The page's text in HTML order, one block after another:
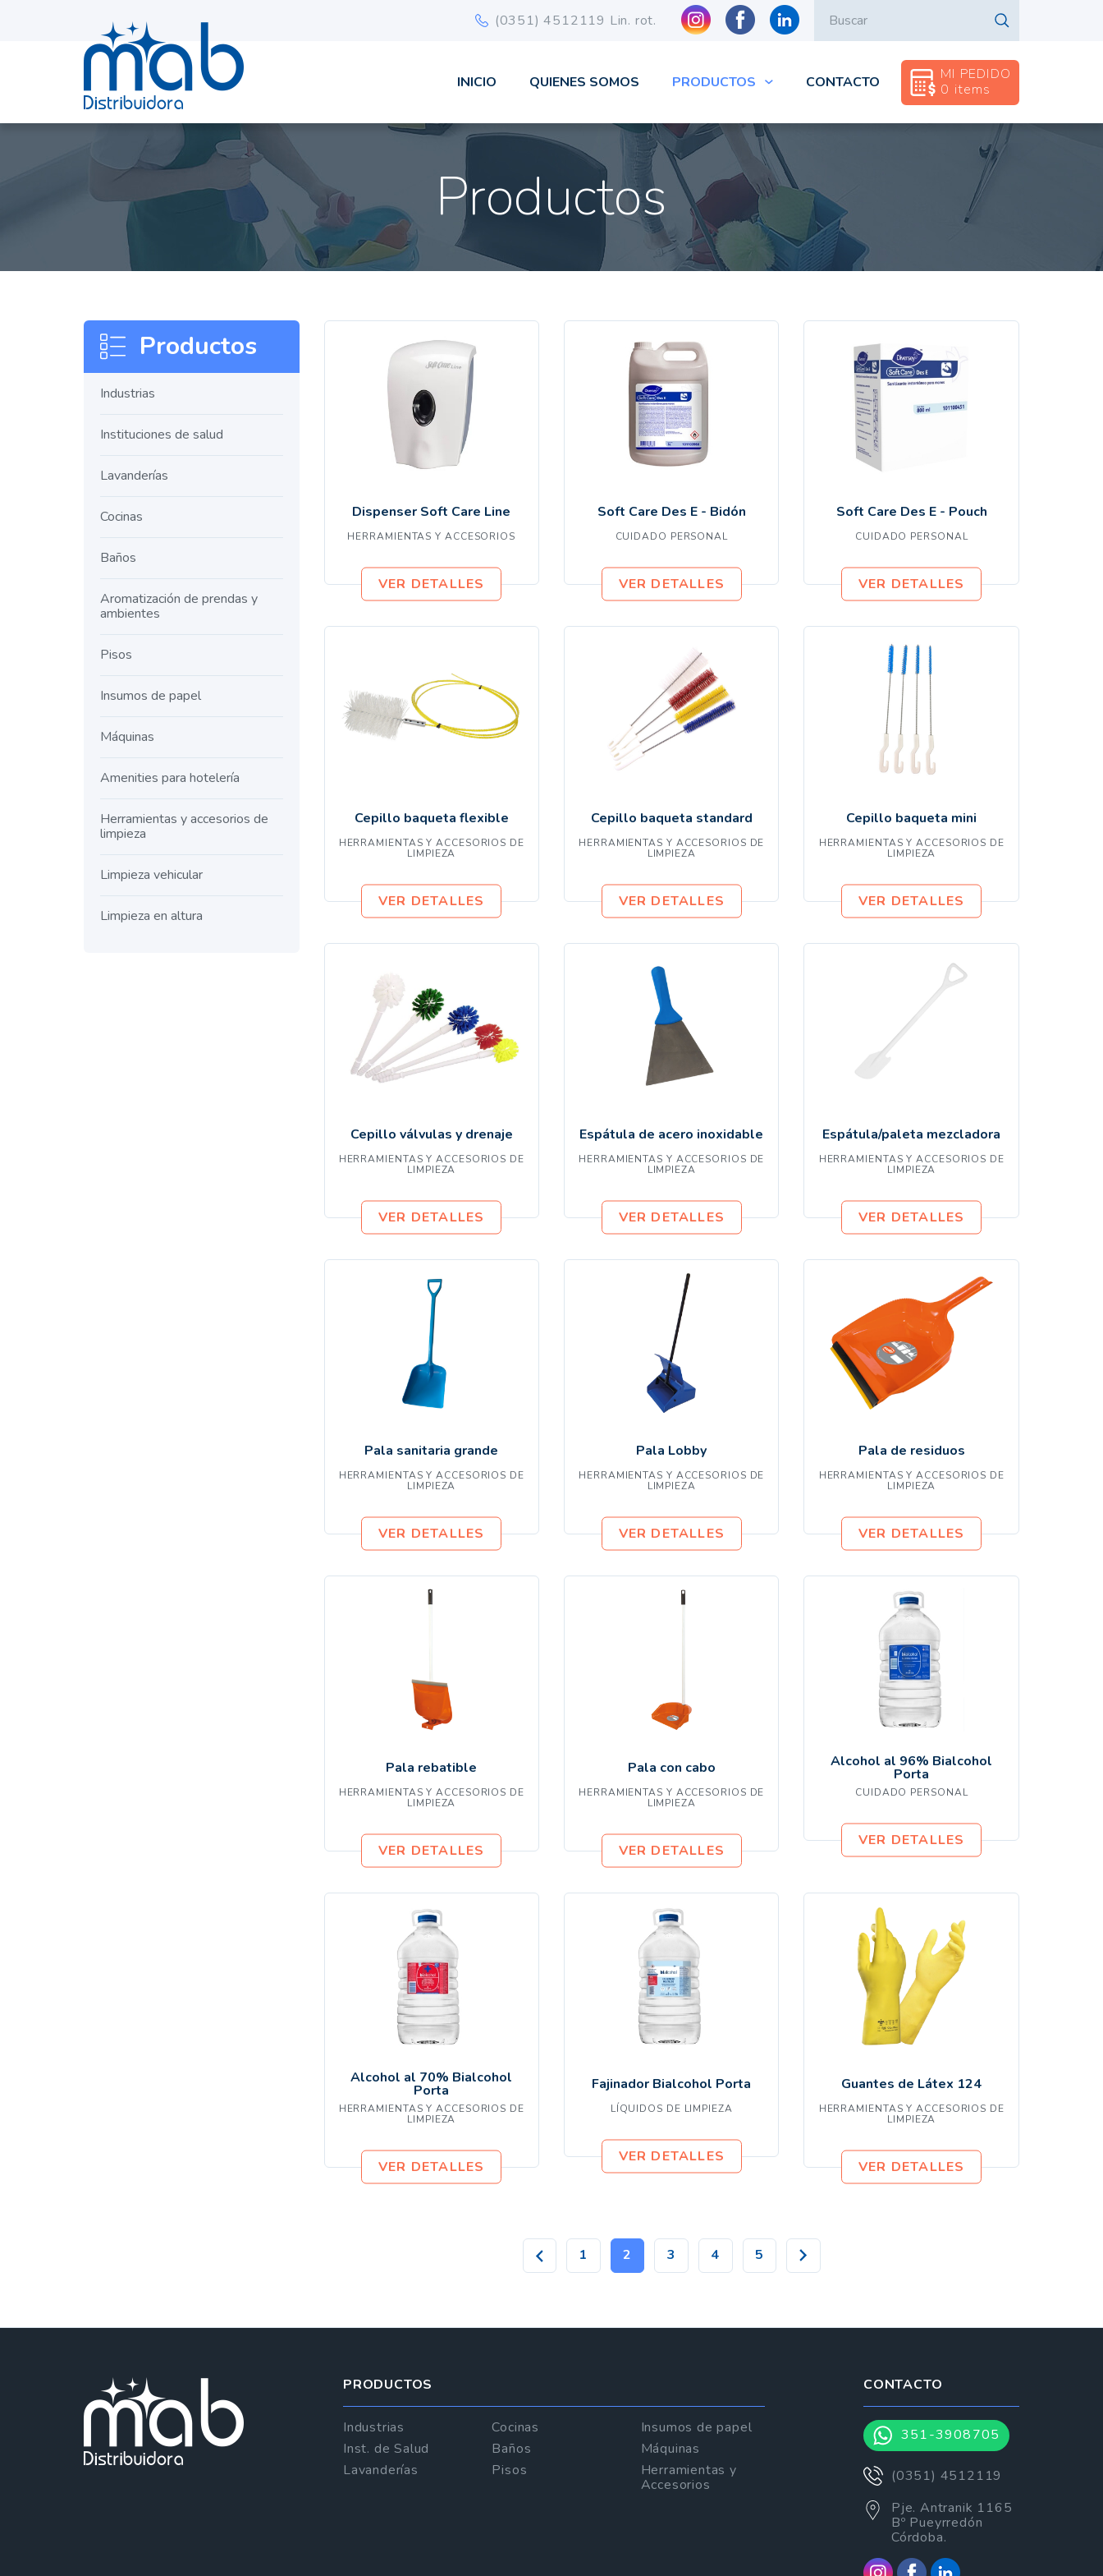
(0351) 4512119 Lin. rot. Buscar
MAB
INICIO QUIENES SOMOS PRODUCTOS CONTACTO
MI PEDIDO
0 items
Productos
Productos
Industrias
Instituciones de salud
Lavanderías
Cocinas
Baños
Aromatización de prendas y
ambientes
Pisos
Insumos de papel
Máquinas
Amenities para hotelería
Herramientas y accesorios de
limpieza
Limpieza vehicular
Limpieza en altura
Dispenser Soft Care Line
HERRAMIENTAS Y ACCESORIOS
VER DETALLES
Soft Care Des E - Bidón
CUIDADO PERSONAL
VER DETALLES
Soft Care Des E - Pouch
CUIDADO PERSONAL
VER DETALLES
Cepillo baqueta flexible
HERRAMIENTAS Y ACCESORIOS DE
LIMPIEZA
VER DETALLES
Cepillo baqueta standard
HERRAMIENTAS Y ACCESORIOS DE
LIMPIEZA
VER DETALLES
Cepillo baqueta mini
HERRAMIENTAS Y ACCESORIOS DE
LIMPIEZA
VER DETALLES
Cepillo válvulas y drenaje
HERRAMIENTAS Y ACCESORIOS DE
LIMPIEZA
VER DETALLES
Espátula de acero inoxidable
HERRAMIENTAS Y ACCESORIOS DE
LIMPIEZA
VER DETALLES
Espátula/paleta mezcladora
HERRAMIENTAS Y ACCESORIOS DE
LIMPIEZA
VER DETALLES
Pala sanitaria grande
HERRAMIENTAS Y ACCESORIOS DE
LIMPIEZA
VER DETALLES
Pala Lobby
HERRAMIENTAS Y ACCESORIOS DE
LIMPIEZA
VER DETALLES
Pala de residuos
HERRAMIENTAS Y ACCESORIOS DE
LIMPIEZA
VER DETALLES
Pala rebatible
HERRAMIENTAS Y ACCESORIOS DE
LIMPIEZA
VER DETALLES
Pala con cabo
HERRAMIENTAS Y ACCESORIOS DE
LIMPIEZA
VER DETALLES
Alcohol al 96% Bialcohol
Porta
CUIDADO PERSONAL
VER DETALLES
Alcohol al 70% Bialcohol
Porta
HERRAMIENTAS Y ACCESORIOS DE
LIMPIEZA
VER DETALLES
Fajinador Bialcohol Porta
LÍQUIDOS DE LIMPIEZA
VER DETALLES
Guantes de Látex 124
HERRAMIENTAS Y ACCESORIOS DE
LIMPIEZA
VER DETALLES
1 2 3 4 5
PRODUCTOS
Industrias Cocinas
Insumos de papel
Inst. de Salud
Baños
Máquinas
Lavanderías
Pisos
Herramientas y
Accesorios
CONTACTO
351-3908705
(0351) 4512119
Pje. Antranik 1165
Bº Pueyrredón
Córdoba.